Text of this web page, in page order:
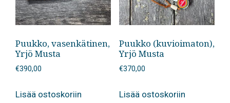
Puukko, vasenkätinen,
Yrjö Musta
€390,00
Lisää ostoskoriin
Puukko (kuvioimaton),
Yrjö Musta
€370,00
Lisää ostoskoriin